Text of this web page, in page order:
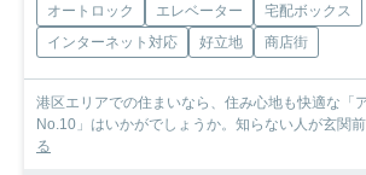
オートロック エレベーター
宅配ボックス
インターネット対応
好立地 商店街
港区エリアでの住まいなら、住み心地も快適な「
No.10」はいかがでしょうか。知らない人が玄関前
る